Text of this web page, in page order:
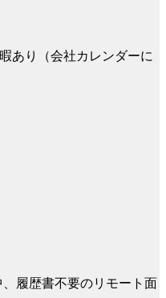
あり（会社カレンダーに
履歴書不要のリモート面